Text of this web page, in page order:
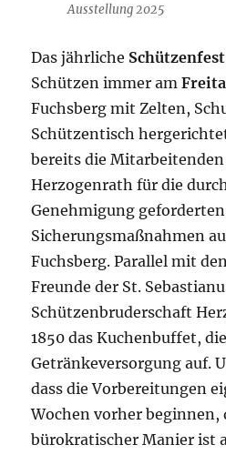
Ausstellung 2025
Das jährliche Schützenfest
Schützen immer am
Fuchsberg mit Zelten,
Schützentisch
bereits die
Herzogenrath für die
Genehmigung geforderten
Sicherungsmaßnahmen
Fuchsberg. Parallel mit
Freunde der St.
Schützenbruderschaft
1850 das Kuchenbuffet,
Getränkeversorgung auf.
dass die Vorbereitungen
Wochen vorher
bürokratischer Manier ist